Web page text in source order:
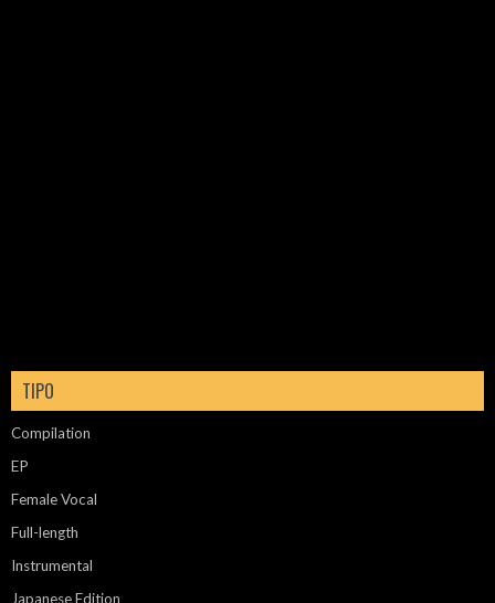
TIPO
Compilation
EP
Female Vocal
Full-length
Instrumental
Japanese Edition